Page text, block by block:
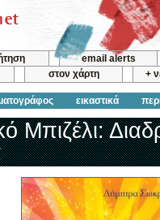
email alerts
στον χάρτη +
εικαστικά
Μπιζέλι: